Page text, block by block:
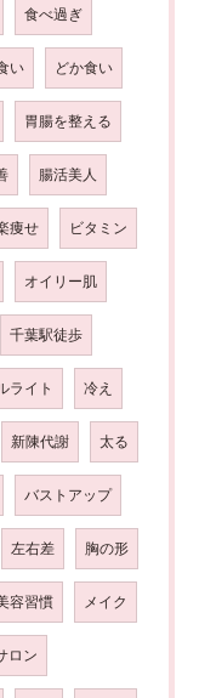
食べ過ぎ
い どか食い
胃腸を整える
腸活美人
痩せ ビタミン
オイリー肌
千葉駅徒歩
ライト 冷え
新陳代謝 太る
バストアップ
左右差 胸の形
容習慣 メイク
ロン